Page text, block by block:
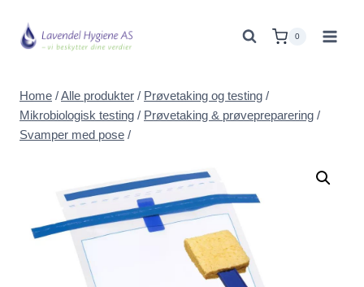
0
Home /Alle produkter / Prøvetaking og testing /
Mikrobiologisk testing / Prøvetaking & prøvepreparering /
Svamper med pose /